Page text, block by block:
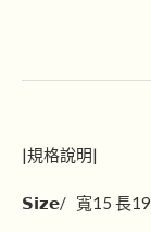
|規格說明|
𝗦𝗶𝘇𝗲/ 寬15 長